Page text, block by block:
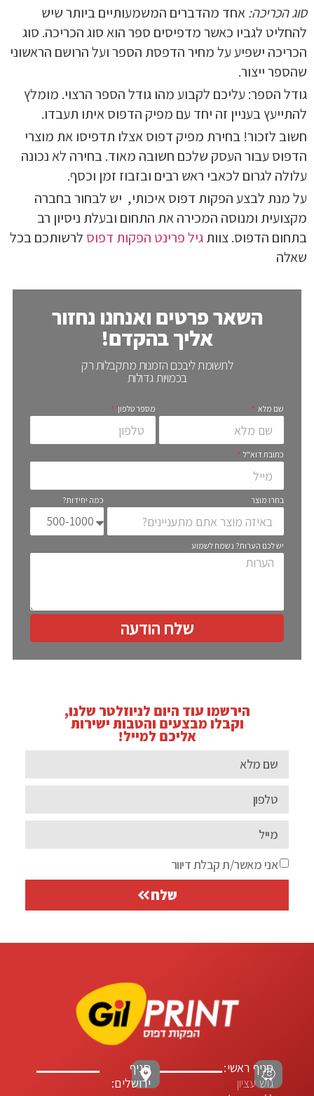
סוג הכריכה:אחד מהדברים המשמעותיים ביותר שיש
להחליט לגביו כאשר מדפיסים ספר הוא סוג הכריכה. סוג
הכריכה ישפיע על מחיר הדפסת הספר ועל הרושם הראשוני
שהספר ייצור.
גודל הספר: עליכם לקבוע מהו גודל הספר הרצוי. מומלץ
להתייעץ בעניין זה יחד עם מפיק הדפוס איתו תעבדו.
חשוב לזכור! בחירת מפיק דפוס אצלו תדפיסו את מוצרי
הדפוס עבור העסק שלכם חשובה מאוד. בחירה לא נכונה
עלולה לגרום לכאבי ראש רבים ובזבוז זמן וכסף.
על מנת לבצע הפקות דפוס איכותי, יש לבחור בחברה
מקצועית ומנוסה המכירה את התחום ובעלת ניסיון רב
בתחום הדפוס. צוותגיל פרינט הפקות דפוס לרשותכם בכל
שאלה
השאר פרטים ואנחנו נחזור
אליך בהקדם!
לתשומת ליבכם הזמנות מתקבלות רק
בכמויות גדולות
שם מלא מספר טלפון
כתובת דוא"ל
בחרו מוצר כמה יחידות?
יש לכם הערות? נשמח לשמוע
שלח הודעה
הירשמו עוד היום לניוזלטר שלנו,
וקבלו מבצעים והטבות ישירות
אליכם למייל!
אני מאשר/ת קבלת דיוור
שלח
סניף ראשי:
גוש עציון
סניף
ירושלים: